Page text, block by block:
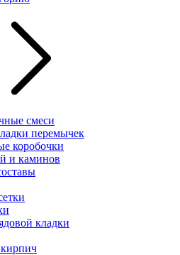
смеси
перемычек
коробочки
и каминов
кладки